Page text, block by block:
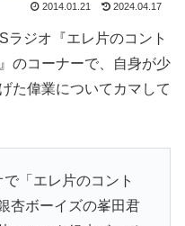
2014.01.21 2024.04.17
ラジオ『エレ片のコント
のコーナーで、自身が少
た偉業についてカマして
「エレ片のコント
杏ボーイズの峯田君